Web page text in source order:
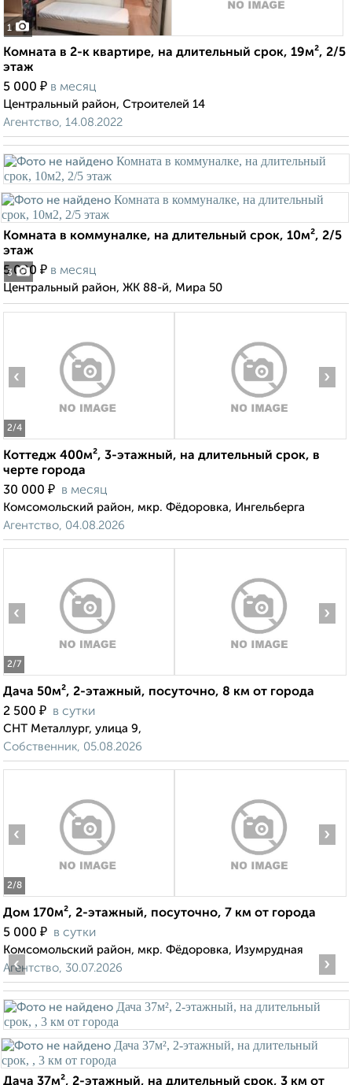
1
Комната в 2-к квартире, на длительный срок, 19м², 2/5
этаж
5 000 ₽ в месяц
Центральный район, Строителей 14
Агентство, 14.08.2022
3
Комната в коммуналке, на длительный срок, 10м², 2/5
этаж
5 000 ₽ в месяц
Центральный район, ЖК 88-й, Мира 50
2/4
‹ ›
Коттедж 400м², 3-этажный, на длительный срок, в
черте города
30 000 ₽ в месяц
Комсомольский район, мкр. Фёдоровка, Ингельберга
Агентство, 04.08.2026
2/7
‹ ›
Дача 50м², 2-этажный, посуточно, 8 км от города
2 500 ₽ в сутки
СНТ Металлург, улица 9,
Собственник, 05.08.2026
2/8
‹ ›
Дом 170м², 2-этажный, посуточно, 7 км от города
5 000 ₽ в сутки
Комсомольский район, мкр. Фёдоровка, Изумрудная
Агентство, 30.07.2026
‹ ›
Дача 37м², 2-этажный, на длительный срок, 3 км от